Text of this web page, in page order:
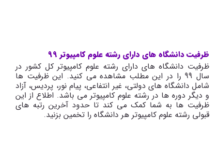
ظرفیت دانشگاه های دارای رشته علوم کامپیوتر 99
ظرفیت دانشگاه های دارای رشته علوم کامپیوتر کل کشور در
سال 99 را در این مطلب مشاهده می کنید. این ظرفیت ها
شامل دانشگاه های دولتی، غیر انتفاعی، پیام نور، پردیس، آزاد
و دیگر دوره ها در رشته علوم کامپیوتر می باشد. اطلاع از این
ظرفیت ها به شما کمک می کند تا حدود آخرین رتبه های
قبولی رشته علوم کامپیوتر هر دانشگاه را تخمین بزنید.